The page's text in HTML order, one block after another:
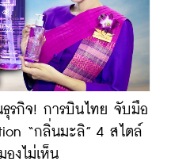
ธุรกิจ! การบินไทย จับมือ
“กลิ่นมะลิ” 4 สไตล์
งไม่เห็น